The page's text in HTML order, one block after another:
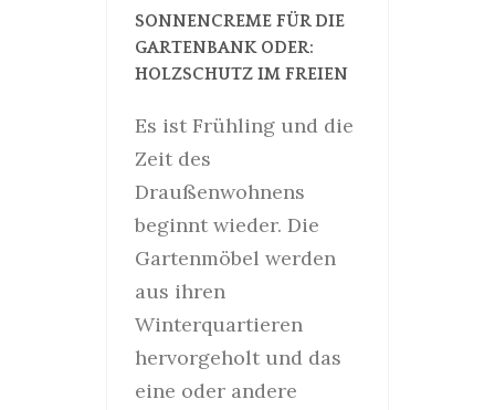
SONNENCREME FÜR DIE
GARTENBANK ODER:
HOLZSCHUTZ IM FREIEN
Es ist Frühling und die
Zeit des
Draußenwohnens
beginnt wieder. Die
Gartenmöbel werden
aus ihren
Winterquartieren
hervorgeholt und das
eine oder andere